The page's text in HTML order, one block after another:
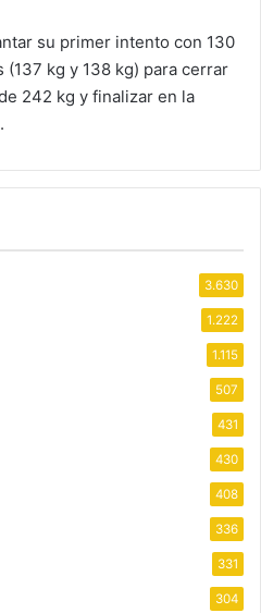
su primer intento con 130
kg y 138 kg) para cerrar
242 kg y finalizar en la
3.630
1.222
1.115
507
431
430
408
336
331
304